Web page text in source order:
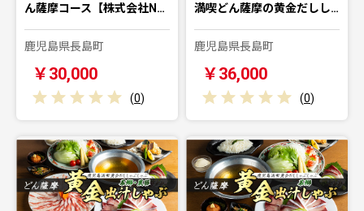
ん薩摩コース【株式会社N…
鹿児島県長島町
￥30,000
(0)
満喫どん薩摩の黄金だしし…
鹿児島県長島町
￥36,000
(0)